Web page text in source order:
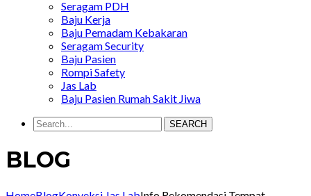
Seragam PDH
Baju Kerja
Baju Pemadam Kebakaran
Seragam Security
Baju Pasien
Rompi Safety
Jas Lab
Baju Pasien Rumah Sakit Jiwa
SEARCH
BLOG